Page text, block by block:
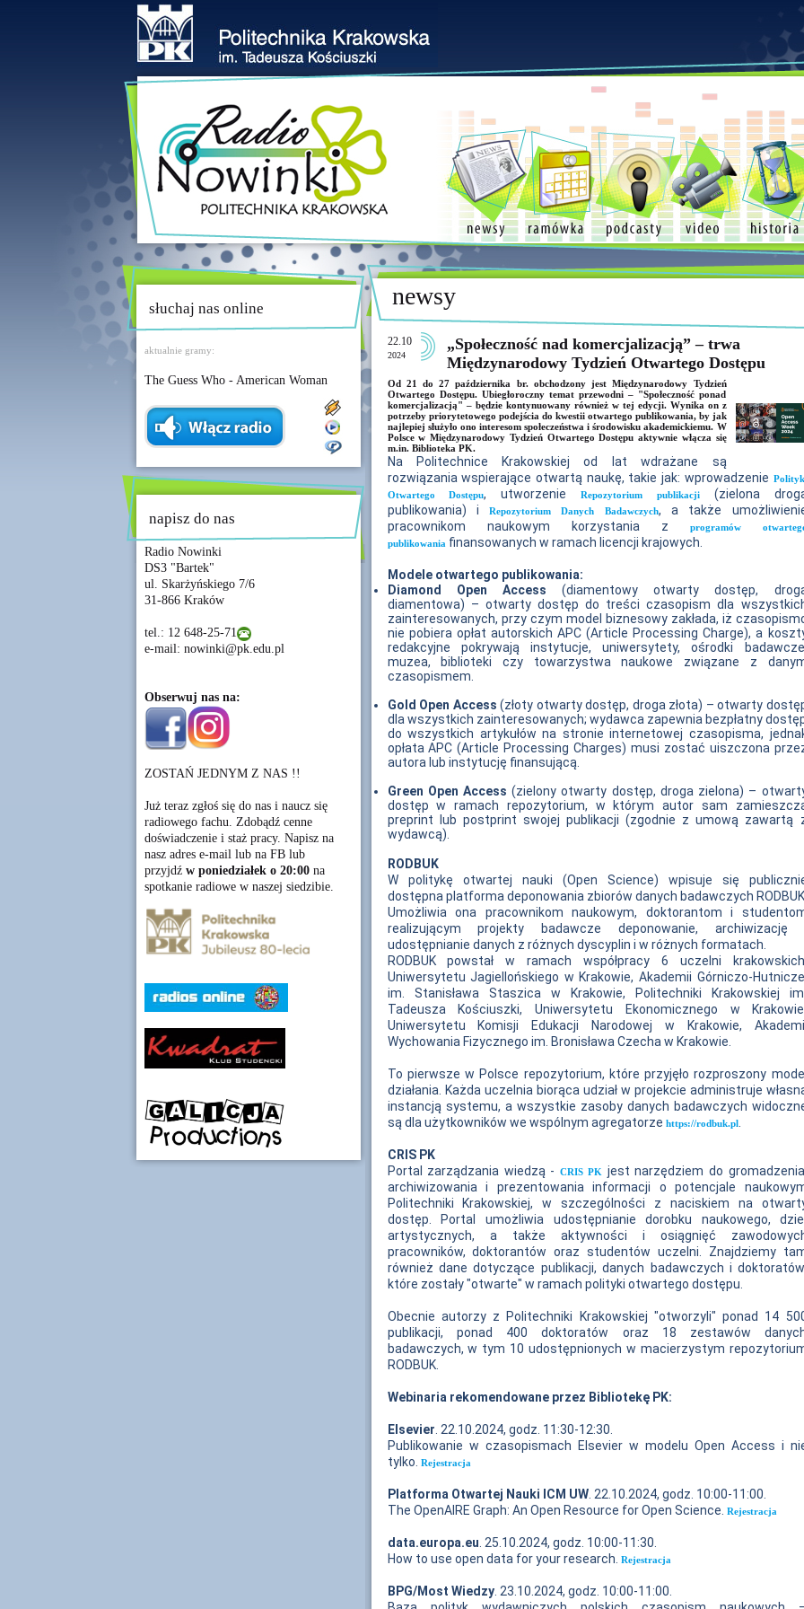
słuchaj nas online
aktualnie gramy:
The Guess Who - American Woman
napisz do nas
Radio Nowinki
DS3 "Bartek"
ul. Skarżyńskiego 7/6
31-866 Kraków
tel.: 12 648-25-71
e-mail: nowinki@pk.edu.pl
Obserwuj nas na:
ZOSTAŃ JEDNYM Z NAS !!
Już teraz zgłoś się do nas i naucz się
radiowego fachu. Zdobądź cenne
doświadczenie i staż pracy. Napisz na
nasz adres e-mail lub na FB lub
przyjdź w poniedziałek o 20:00na
spotkanie radiowe w naszej siedzibie.
newsy
22.10
2024
„Społeczność nad komercjalizacją” – trwa
Międzynarodowy Tydzień Otwartego Dostępu
Od 21 do 27 października br. obchodzony jest Międzynarodowy Tydzień
Otwartego Dostępu. Ubiegłoroczny temat przewodni – "Społeczność ponad
komercjalizacją" – będzie kontynuowany również w tej edycji. Wynika on z
potrzeby priorytetowego podejścia do kwestii otwartego publikowania, by jak
najlepiej służyło ono interesom społeczeństwa i środowisku akademickiemu. W
Polsce w Międzynarodowy Tydzień Otwartego Dostępu aktywnie włącza się
m.in. Biblioteka PK.
Na Politechnice Krakowskiej od lat wdrażane są
rozwiązania wspierające otwartą naukę, takie jak: wprowadzenie
Otwartego Dostępu, utworzenieRepozytorium publikacji(zielona
publikowania) iRepozytorium Danych Badawczych, a także
pracownikom naukowym korzystania z
programów
publikowania finansowanych w ramach licencji krajowych.
Modele otwartego publikowania:
Diamond Open Access (diamentowy otwarty dostęp,
diamentowa) – otwarty dostęp do treści czasopism dla
zainteresowanych, przy czym model biznesowy zakłada, iż
nie pobiera opłat autorskich APC (Article Processing Charge), a
redakcyjne pokrywają instytucje, uniwersytety, ośrodki
muzea, biblioteki czy towarzystwa naukowe związane z
czasopismem.
Gold Open Access (złoty otwarty dostęp, droga złota) – otwarty
dla wszystkich zainteresowanych; wydawca zapewnia bezpłatny
do wszystkich artykułów na stronie internetowej czasopisma,
opłata APC (Article Processing Charges) musi zostać uiszczona
autora lub instytucję finansującą.
Green Open Access (zielony otwarty dostęp, droga zielona) –
dostęp w ramach repozytorium, w którym autor sam
preprint lub postprint swojej publikacji (zgodnie z umową zawartą
wydawcą).
RODBUK
W politykę otwartej nauki (Open Science) wpisuje się
dostępna platforma deponowania zbiorów danych badawczych RODBUK.
Umożliwia ona pracownikom naukowym, doktorantom i
realizującym projekty badawcze deponowanie, archiwizację
udostępnianie danych z różnych dyscyplin i w różnych formatach.
RODBUK powstał w ramach współpracy 6 uczelni
Uniwersytetu Jagiellońskiego w Krakowie, Akademii Górniczo-
im. Stanisława Staszica w Krakowie, Politechniki Krakowskiej im.
Tadeusza Kościuszki, Uniwersytetu Ekonomicznego w
Uniwersytetu Komisji Edukacji Narodowej w Krakowie,
Wychowania Fizycznego im. Bronisława Czecha w Krakowie.
To pierwsze w Polsce repozytorium, które przyjęło rozproszony model
działania. Każda uczelnia biorąca udział w projekcie administruje
instancją systemu, a wszystkie zasoby danych badawczych
są dla użytkowników we wspólnym agregatorze https://rodbuk.pl.
CRIS PK
Portal zarządzania wiedzą - CRIS PK jest narzędziem do
archiwizowania i prezentowania informacji o potencjale
Politechniki Krakowskiej, w szczególności z naciskiem na
dostęp. Portal umożliwia udostępnianie dorobku naukowego,
artystycznych, a także aktywności i osiągnięć
pracowników, doktorantów oraz studentów uczelni. Znajdziemy
również dane dotyczące publikacji, danych badawczych i
które zostały "otwarte" w ramach polityki otwartego dostępu.
Obecnie autorzy z Politechniki Krakowskiej "otworzyli" ponad 14
publikacji, ponad 400 doktoratów oraz 18 zestawów
badawczych, w tym 10 udostępnionych w macierzystym
RODBUK.
Webinaria rekomendowane przez Bibliotekę PK:
Elsevier . 22.10.2024, godz. 11:30-12:30.
Publikowanie w czasopismach Elsevier w modelu Open Access i
tylko. Rejestracja
Platforma Otwartej Nauki ICM UW. 22.10.2024, godz. 10:00-11:00.
The OpenAIRE Graph: An Open Resource for Open Science. Rejestracja
data.europa.eu . 25.10.2024, godz. 10:00-11:30.
How to use open data for your research. Rejestracja
BPG/Most Wiedzy. 23.10.2024, godz. 10:00-11:00.